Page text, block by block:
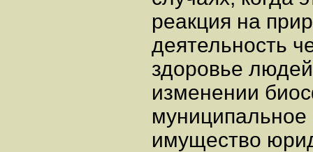
реакция на
деятельность
здоровье
изменении
имущество